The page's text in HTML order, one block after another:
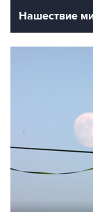
Нашествие